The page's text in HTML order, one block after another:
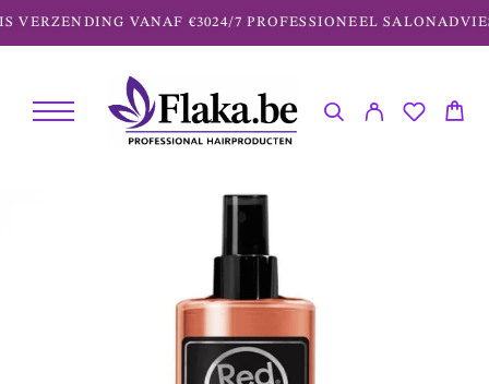
VERZENDING VANAF €3024/7 PROFESSIONEEL SALONADVIES